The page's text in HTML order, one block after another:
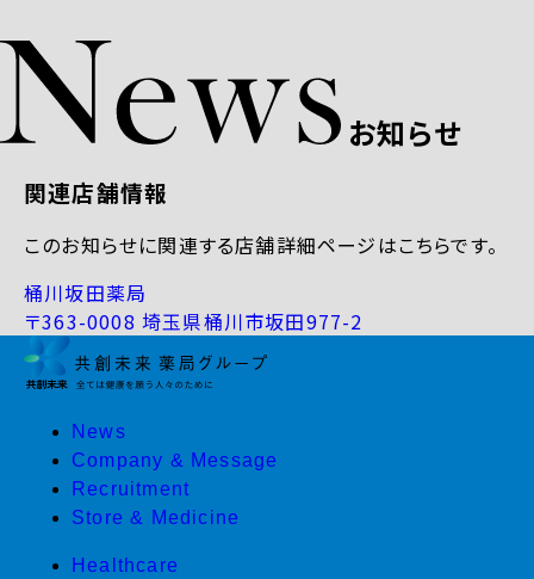
お知らせ
関連店舗情報
このお知らせに関連する店舗詳細ページはこちらです。
桶川坂田薬局
〒363-0008 埼玉県桶川市坂田977-2
News
Company & Message
Recruitment
Store & Medicine
Healthcare